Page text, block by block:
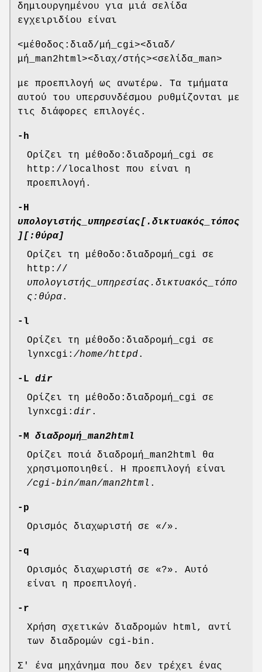
δημιουργημένου για μιά σελίδα
εγχειριδίου είναι
<μέθοδος:διαδ/μή_cgi><διαδ/
μή_man2html><διαχ/στής><σελίδα_man>
με προεπιλογή ως ανωτέρω. Τα τμήματα
αυτού του υπερσυνδέσμου ρυθμίζονται με
τις διάφορες επιλογές.
-h
Ορίζει τη μέθοδο:διαδρομή_cgi σε
http://localhost που είναι η
προεπιλογή.
-H
υπολογιστής_υπηρεσίας[.δικτυακός_τόπος
][:θύρα]
Ορίζει τη μέθοδο:διαδρομή_cgi σε
http://
υπολογιστής_υπηρεσίας.δικτυακός_τόπο
ς:θύρα.
-l
Ορίζει τη μέθοδο:διαδρομή_cgi σε
lynxcgi: /home/httpd.
-L dir
Ορίζει τη μέθοδο:διαδρομή_cgi σε
lynxcgi: dir .
-M διαδρομή_man2html
Ορίζει ποιά διαδρομή_man2html θα
χρησιμοποιηθεί. Η προεπιλογή είναι
/cgi-bin/man/man2html .
-p
Ορισμός διαχωριστή σε «/».
-q
Ορισμός διαχωριστή σε «?». Αυτό
είναι η προεπιλογή.
-r
Χρήση σχετικών διαδρομών html, αντί
των διαδρομών cgi-bin.
Σ' ένα μηχάνημα που δεν τρέχει ένας